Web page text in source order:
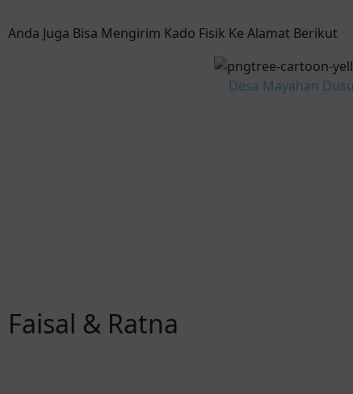
Anda Juga Bisa Mengirim Kado Fisik Ke Alamat Berikut
Desa Mayahan
Faisal & Ratna